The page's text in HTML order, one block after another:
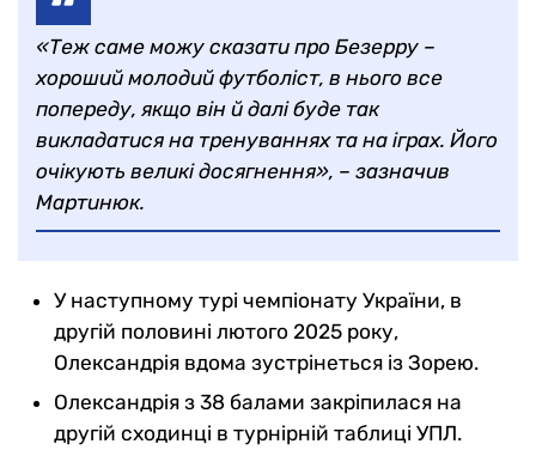
«Теж саме можу сказати про Безерру –
хороший молодий футболіст, в нього все
попереду, якщо він й далі буде так
викладатися на тренуваннях та на іграх. Його
очікують великі досягнення», – зазначив
Мартинюк.
У наступному турі чемпіонату України, в
другій половині лютого 2025 року,
Олександрія вдома зустрінеться із Зорею.
Олександрія з 38 балами закріпилася на
другій сходинці в турнірній таблиці УПЛ.